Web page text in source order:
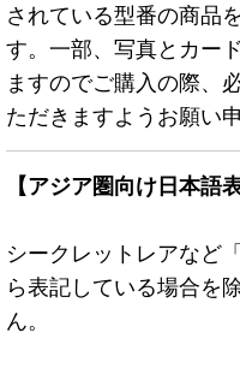
されている型番の商品
す。一部、写真とカー
ますのでご購入の際、
ただきますようお願い
【アジア圏向け日本語
シークレットレアなど
ら表記している場合を
ん。